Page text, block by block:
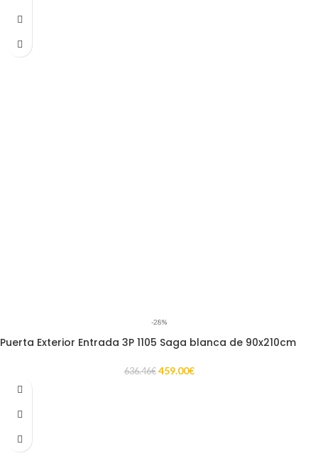
-28%
Puerta Exterior Entrada 3P 1105 Saga blanca de 90x210cm
636.46€ 459.00€